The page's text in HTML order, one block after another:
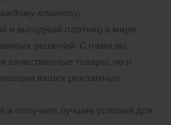
клиенту.
и выгодный партнер в мире
решений. С нами вы
качественные товары, но и
ваших рекламных
и получите лучшие условия для